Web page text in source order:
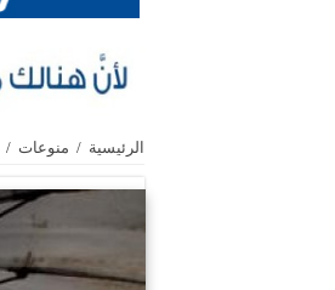
الرئيسية / منوعات /